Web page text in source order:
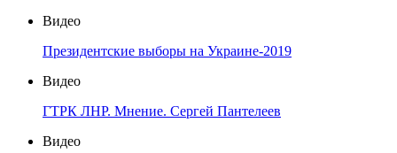
Видео
Президентские выборы на Украине-2019
Видео
ГТРК ЛНР. Мнение. Сергей Пантелеев
Видео